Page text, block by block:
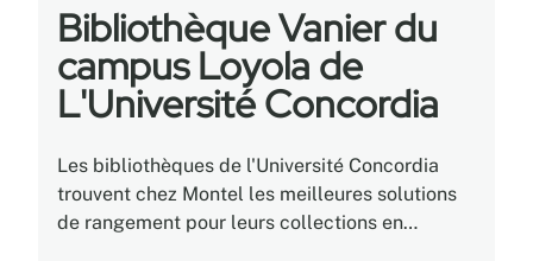
Bibliothèque Vanier du
campus Loyola de
L'Université Concordia
Les bibliothèques de l'Université Concordia
trouvent chez Montel les meilleures solutions
de rangement pour leurs collections en